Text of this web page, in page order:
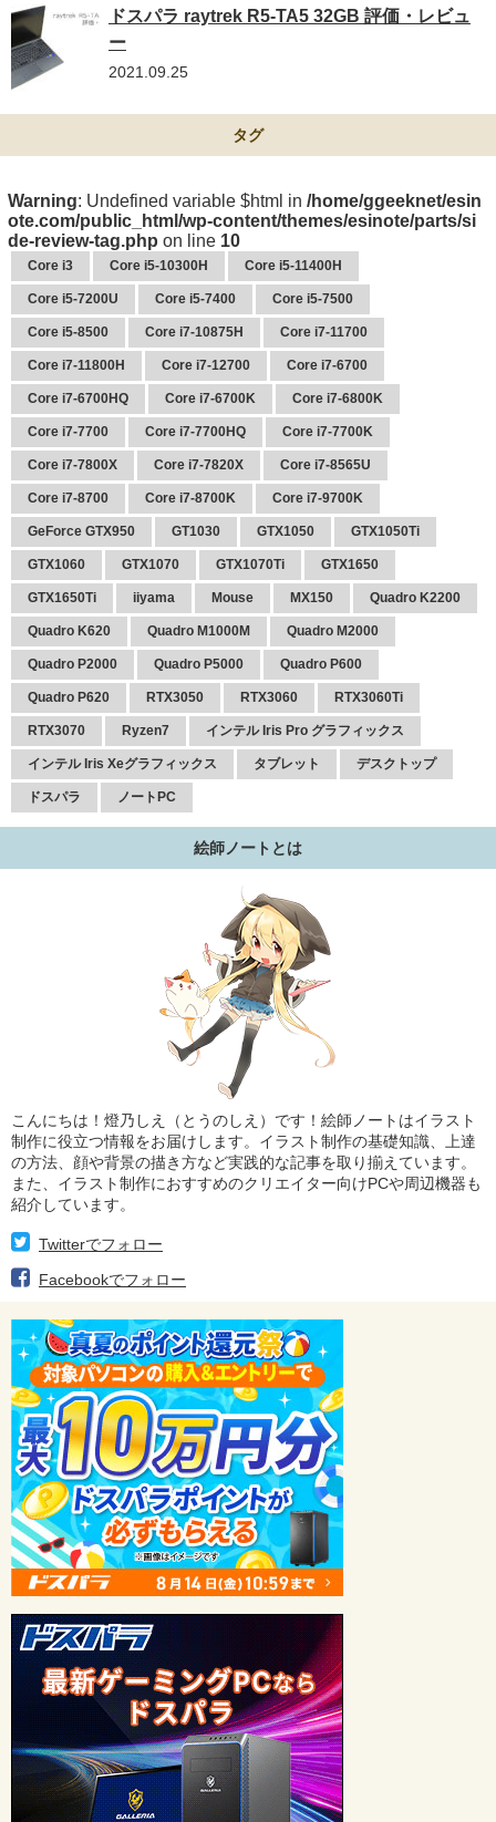
ドスパラ raytrek R5-TA5 32GB 評価・レビュ
ー
2021.09.25
タグ
Warning: Undefined variable $html in /home/ggeeknet/esin
ote.com/public_html/wp-content/themes/esinote/parts/si
de-review-tag.php on line 10
Core i3 Core i5-10300H Core i5-11400H
Core i5-7200U Core i5-7400 Core i5-7500
Core i5-8500 Core i7-10875H Core i7-11700
Core i7-11800H Core i7-12700 Core i7-6700
Core i7-6700HQ Core i7-6700K Core i7-6800K
Core i7-7700 Core i7-7700HQ Core i7-7700K
Core i7-7800X Core i7-7820X Core i7-8565U
Core i7-8700 Core i7-8700K Core i7-9700K
GeForce GTX950 GT1030 GTX1050 GTX1050Ti
GTX1060 GTX1070 GTX1070Ti GTX1650
GTX1650Ti iiyama Mouse MX150 Quadro K2200
Quadro K620 Quadro M1000M Quadro M2000
Quadro P2000 Quadro P5000 Quadro P600
Quadro P620 RTX3050 RTX3060 RTX3060Ti
RTX3070 Ryzen7 インテル Iris Pro グラフィックス
インテル Iris Xeグラフィックス タブレット デスクトップ
ドスパラ ノートPC
絵師ノートとは
こんにちは！燈乃しえ（とうのしえ）です！絵師ノートはイラスト
制作に役立つ情報をお届けします。イラスト制作の基礎知識、上達
の方法、顔や背景の描き方など実践的な記事を取り揃えています。
また、イラスト制作におすすめのクリエイター向けPCや周辺機器も
紹介しています。
Twitterでフォロー
Facebookでフォロー